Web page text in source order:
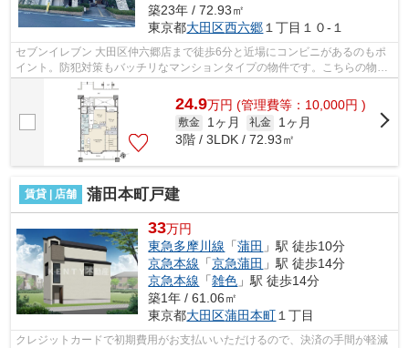
築23年 / 72.93㎡
東京都大田区西六郷 １丁目１０-１
セブンイレブン 大田区仲六郷店まで徒歩6分と近場にコンビニがあるのもポ
イント。防犯対策もバッチリなマンションタイプの物件です。こちらの物件
は駅まで徒歩で11分で到着します。付...
24.9万円 (管理費等：10,000円 )
敷金 1ヶ月 礼金
1ヶ月
3階 / 3LDK / 72.93㎡
賃貸 | 店舗 蒲田本町戸建
33万円
東急多摩川線 「蒲田 」駅 徒歩10分
京急本線 「京急蒲田 」駅 徒歩14分
京急本線 「雑色 」駅 徒歩14分
築1年 / 61.06㎡
東京都大田区蒲田本町１丁目
クレジットカードで初期費用がお支払いいただけるので、決済の手間が軽減